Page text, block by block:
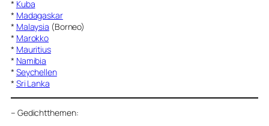
* Kuba
* Madagaskar
* Malaysia (Borneo)
* Marokko
* Mauritius
* Namibia
* Seychellen
* Sri Lanka
– Gedichtthemen: